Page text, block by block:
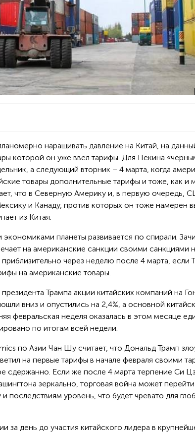
наращивать давление на Китай, на
которой он уже ввел тарифы. Для Пекина
а следующий вторник – 4 марта, когда
товары дополнительные тарифы и тоже, как и
что в Северную Америку и, в первую очередь,
и Канаду, против которых он тоже намерен
из Китая.
планеты развивается по спирали.
на американские санкции своими санкциями
через неделю после 4 марта, если
на американские товары.
Трампа акции китайских компаний на
вниз и опустились на 2,4%, а основной
февральская неделя оказалась в этом месяце
по итогам всей недели.
по Азии Чан Шу считает, что Дональд Трамп
на первые тарифы в начале февраля своими
сдержанно. Если же после 4 марта терпение Си
зеркально, торговая война может
последствиям уровень, что будет чревато для
за день до участия китайского лидера в